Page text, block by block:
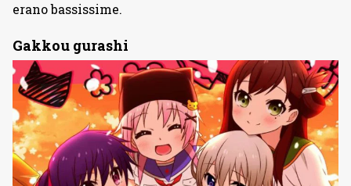
erano bassissime.
Gakkou gurashi